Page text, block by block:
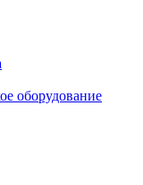
оборудование